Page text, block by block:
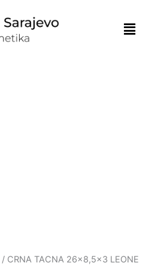
/ CRNA TACNA 26×8,5×3 LEONE